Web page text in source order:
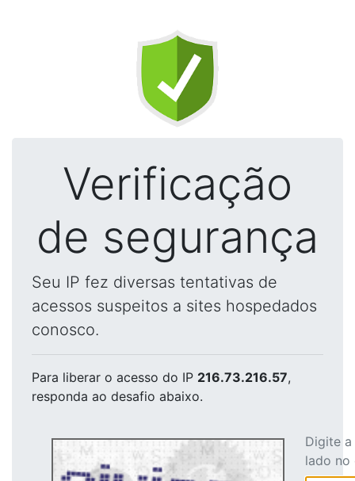
Verificação
de segurança
Seu IP fez diversas tentativas de
acessos suspeitos a sites hospedados
conosco.
Para liberar o acesso do IP 216.73.216.57,
responda ao desafio abaixo.
Digite
lado no